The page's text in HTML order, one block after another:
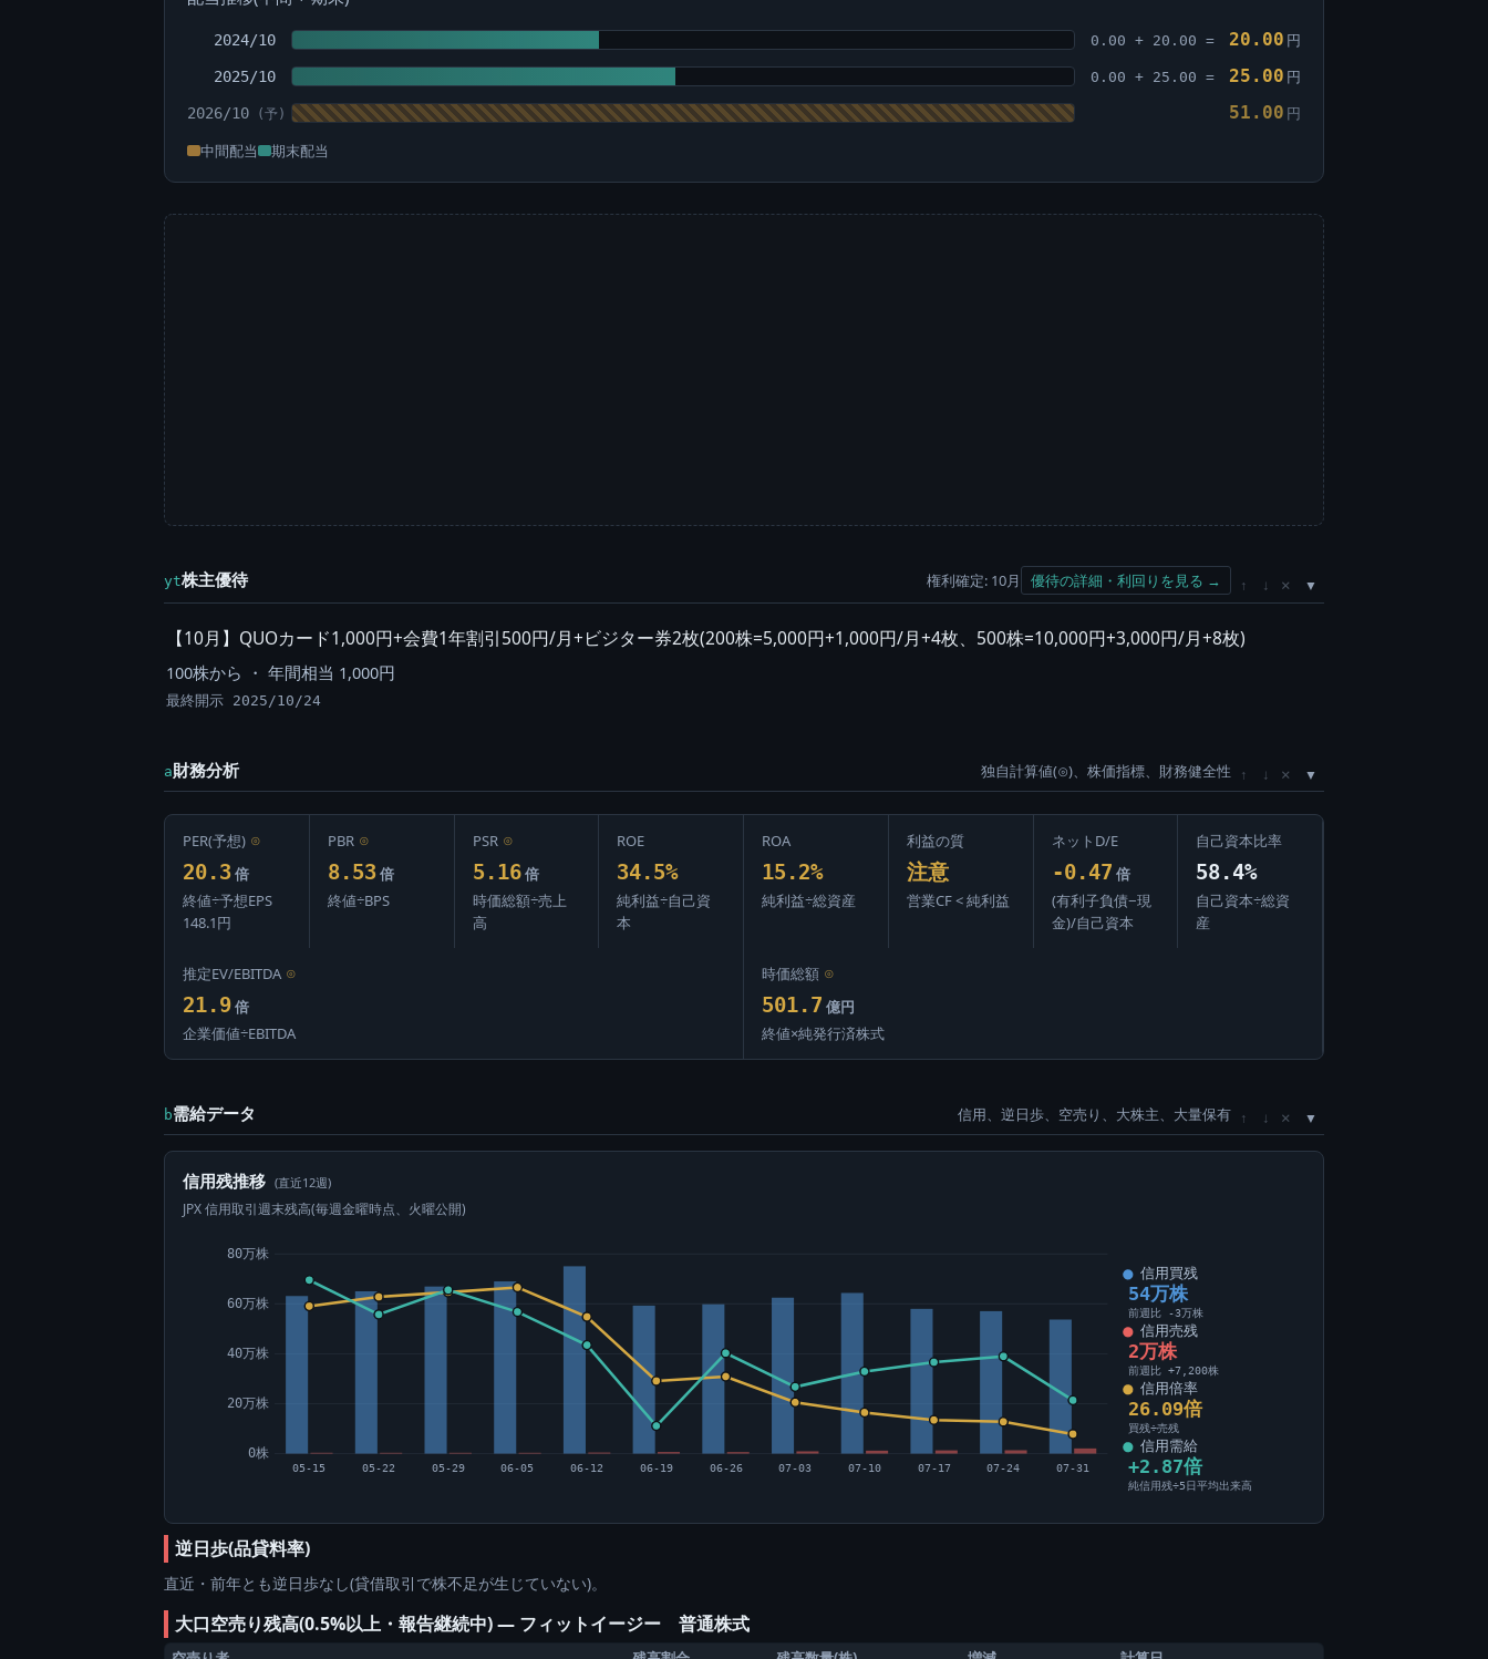
2024/10 0.00 + 20.00 = 20.00 円
2025/10 0.00 + 25.00 = 25.00 円
2026/10 51.00 円
中間配当 期末配当
yt株主優待 権利確定: 10月 優待の詳細・利回りを見る → ↑ ↓ ×
【10月】QUOカード1,000円+会費1年割引500円/月+ビジター券2枚(200株=5,000円+1,000円/月+4枚、500株=10,000円+3,000円/月+8枚)
100株から ・ 年間相当 1,000円
最終開示 2025/10/24
a財務分析 独自計算値(⊙)、株価指標、財務健全性 ↑ ↓ ×
PER(予想) ⊙
20.3 倍
終値÷予想EPS
148.1円
PBR ⊙
8.53 倍
終値÷BPS
PSR ⊙
5.16 倍
時価総額÷売上
高
ROE
34.5%
純利益÷自己資
本
ROA
15.2%
純利益÷総資産
利益の質
注意
営業CF < 純利益
ネットD/E
-0.47 倍
(有利子負債−現
金)/自己資本
自己資本比率
58.4%
自己資本÷総資
産
推定EV/EBITDA ⊙
21.9 倍
企業価値÷EBITDA
時価総額 ⊙
501.7 億円
終値×純発行済株式
b需給データ 信用、逆日歩、空売り、大株主、大量保有 ↑ ↓ ×
信用残推移 (直近12週)
JPX 信用取引週末残高(毎週金曜時点、火曜公開)
0株
20万株
40万株
60万株
80万株
05-15 05-22 05-29 06-05 06-12 06-19 06-26 07-03 07-10 07-17 07-24 07-31
信用買残
54万株
前週比 -3万株
信用売残
2万株
前週比 +7,200株
信用倍率
26.09倍
買残÷売残
信用需給
+2.87倍
純信用残÷5日平均出来高
逆日歩(品貸料率)
直近・前年とも逆日歩なし(貸借取引で株不足が生じていない)。
大口空売り残高(0.5%以上・報告継続中) ― フィットイージー 普通株式